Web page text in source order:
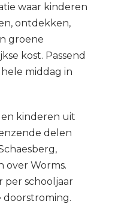
waar kinderen
ontdekken,
groene
kost. Passend
middag in
kinderen uit
delen
over Worms.
per schooljaar
doorstroming.